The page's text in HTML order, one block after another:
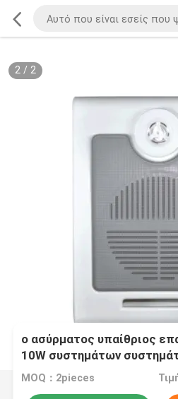
2/ 2
ο ασύρματος υπαίθριος
10W συστημάτων
ομιλητών τοποθετεί τους
MOQ：2pieces